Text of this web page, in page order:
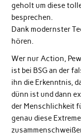
geholt um diese
besprechen.
Dank modernster
hören.
Wer nur Action,
ist bei BSG an der
ihn die Erkenntnis,
dünn ist und dann
der Menschlichkeit
genau diese